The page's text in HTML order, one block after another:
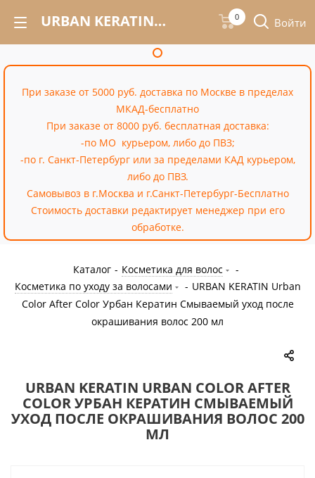
URBAN KERATIN Urban Color After Color Урбан Кератин Смываемый уход после окрашивания волос 200 мл – купить недорого в Москве в интернет-магазине «Cossale» 0 Войти
При заказе от 5000 руб. доставка по Москве в пределах
МКАД-бесплатно
При заказе от 8000 руб. бесплатная доставка:
-по МО курьером, либо до ПВЗ;
-по г. Санкт-Петербург или за пределами КАД курьером,
либо до ПВЗ.
Самовывоз в г.Москва и г.Санкт-Петербург-Бесплатно
Стоимость доставки редактирует менеджер при его
обработке.
Каталог - Косметика для волос
-
Косметика по уходу за волосами
- URBAN KERATIN Urban
Color After Color Урбан Кератин Смываемый уход после
окрашивания волос 200 мл
URBAN KERATIN URBAN COLOR AFTER
COLOR УРБАН КЕРАТИН СМЫВАЕМЫЙ
УХОД ПОСЛЕ ОКРАШИВАНИЯ ВОЛОС 200
МЛ